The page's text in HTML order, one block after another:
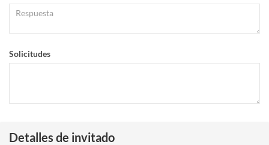
Solicitudes
Detalles de invitado